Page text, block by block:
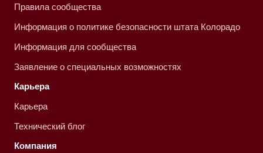
Правила сообщества
Информация о политике безопасности штата Колорадо
Информация для сообщества
Заявление о специальных возможностях
Карьера
Карьера
Технический блог
Компания